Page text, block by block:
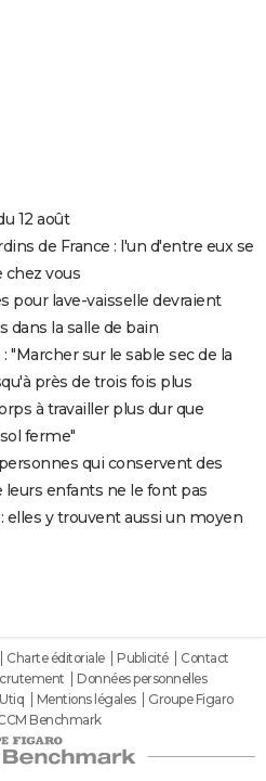
12 août
de France : l'un d'entre eux se
chez vous
pour lave-vaisselle devraient
dans la salle de bain
"Marcher sur le sable sec de la
près de trois fois plus
à travailler plus dur que
ferme"
qui conservent des
leurs enfants ne le font pas
elles y trouvent aussi un moyen
Charte éditoriale Publicité
Contact
Données personnelles
Mentions légales
Groupe Figaro
Benchmark